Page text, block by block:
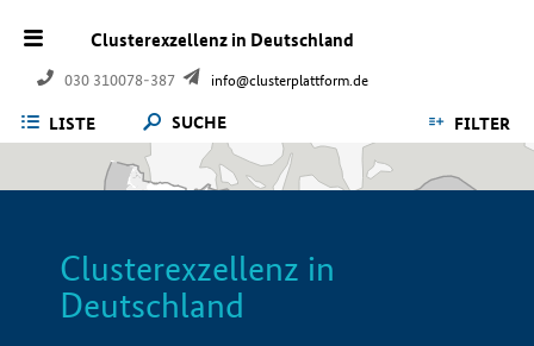
Clusterexzellenz in Deutschland
030 310078-387 info@clusterplattform.de
LISTE SUCHE FILTER
Clusterexzellenz in
Deutschland